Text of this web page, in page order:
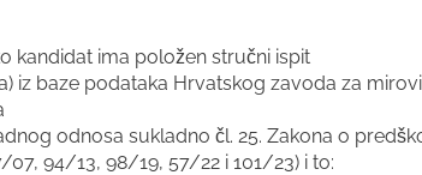
kandidat ima položen stručni ispit
iz baze podataka Hrvatskog zavoda za
odnosa sukladno čl. 25. Zakona o
94/13, 98/19, 57/22 i 101/23) i to: